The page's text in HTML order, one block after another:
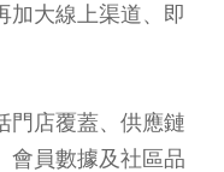
加大線上渠道、即
門店覆蓋、供應鏈
會員數據及社區品